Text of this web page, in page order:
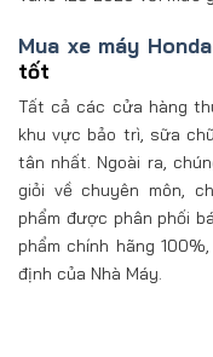
Mua xe máy
tốt
Tất cả các cửa hàng
khu vực bảo trì, sữa
tân nhất. Ngoài ra,
giỏi về chuyên môn,
phẩm được phân phối
phẩm chính hãng
định của Nhà Máy.